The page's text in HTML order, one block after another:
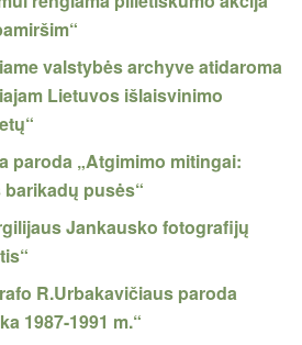
valstybės archyve atidaroma
Lietuvos išlaisvinimo
paroda „Atgimimo mitingai:
pusės“
Jankausko fotografijų
R.Urbakavičiaus paroda
1987-1991 m.“